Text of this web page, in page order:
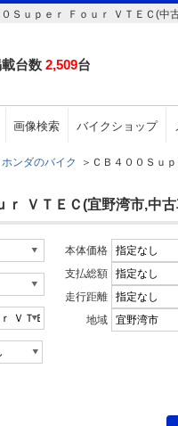
Ｓｕｐｅｒ Ｆｏｕｒ ＶＴＥＣ(中
台数 2,509台
画像検索 バイクショップ
ホンダのバイク ＞ ＣＢ４００Ｓｕ
ｒ ＶＴＥＣ(宜野湾市,中
本体価格
支払総額
走行距離
地域